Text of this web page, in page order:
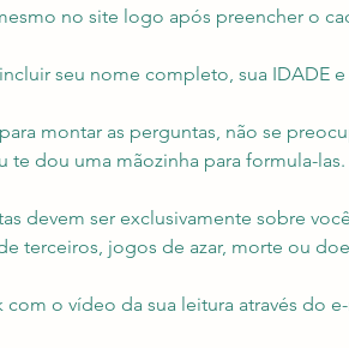
no site logo após preencher o
seu nome completo, sua IDADE
montar as perguntas, não se
te dou uma mãozinha para formula-las.
devem ser exclusivamente sobre
terceiros, jogos de azar, morte ou
com o vídeo da sua leitura através do